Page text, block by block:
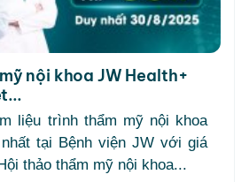
nội khoa JW Health+
liệu trình thẩm mỹ nội khoa
tại Bệnh viện JW với giá
thảo thẩm mỹ nội khoa...